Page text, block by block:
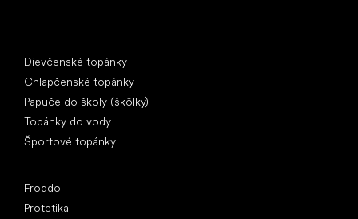
Dievčenské topánky
Chlapčenské topánky
Papuče do školy (škôlky)
Topánky do vody
Športové topánky
Froddo
Protetika